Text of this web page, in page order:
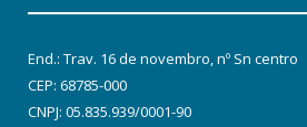
End.: Trav. 16 de novembro, nº Sn centro
CEP: 68785-000
CNPJ: 05.835.939/0001-90